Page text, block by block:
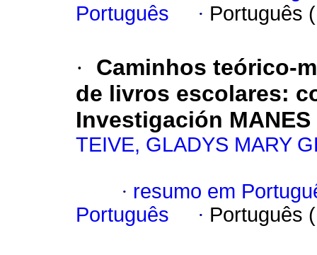
Português
· Português
·
Caminhos teórico-
de livros escolares:
Investigación MANES
TEIVE, GLADYS MARY
· resumo em
Português
· Português